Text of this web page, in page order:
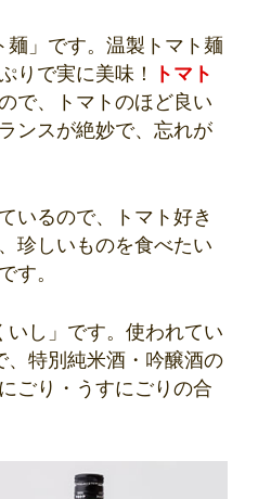
」です。温製トマト麺
りで実に美味！
トマト
で、トマトのほど良い
ンスが絶妙で、忘れが
いるので、トマト好き
珍しいものを食べたい
す。
し」です。使われてい
、特別純米酒・吟醸酒の
ごり・うすにごりの合